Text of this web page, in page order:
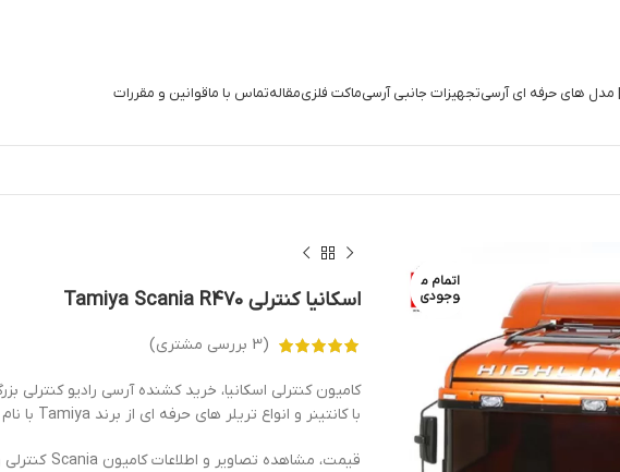
مدل های حرفه ای آرسیتجهیزات جانبی آرسیماکت فلزیمقالهتماس با ماقوانین و مقررات
اتمام م
وجودی
اسکانیا کنترلی Tamiya Scania R470
(
3 بررسی مشتری)
کامیون کنترلی اسکانیا، خرید کشنده آرسی رادیو کنترلی
با کانتینر و انواع تریلر های حرفه ای از برند Tamiya با نام RC Tractor Truck.
قیمت، مشاهده تصاویر و اطلاعات کامیون Scania کنترلی و انواع ماکت ماشین سنگین.